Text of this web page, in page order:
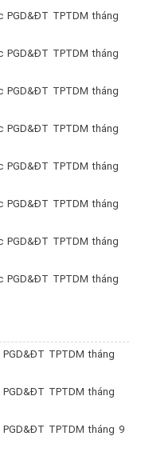
TPTDM tháng
TPTDM tháng
TPTDM tháng
TPTDM tháng
TPTDM tháng
TPTDM tháng
TPTDM tháng
TPTDM tháng
TPTDM tháng
TPTDM tháng
TPTDM tháng 9